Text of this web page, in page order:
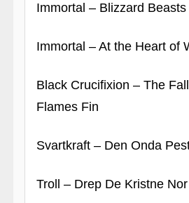
Immortal – Blizzard Beasts
Immortal – At the Heart of
Black Crucifixion – The
Flames Fin
Svartkraft – Den Onda
Troll – Drep De Kristne Nor